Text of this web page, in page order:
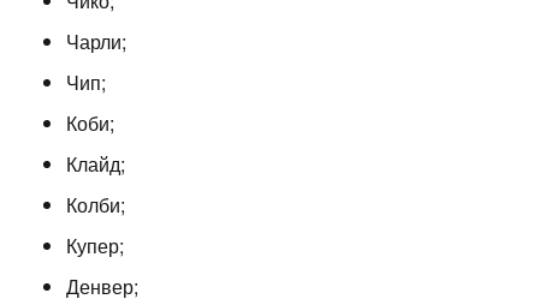
Чарли;
Чип;
Коби;
Клайд;
Колби;
Купер;
Денвер;